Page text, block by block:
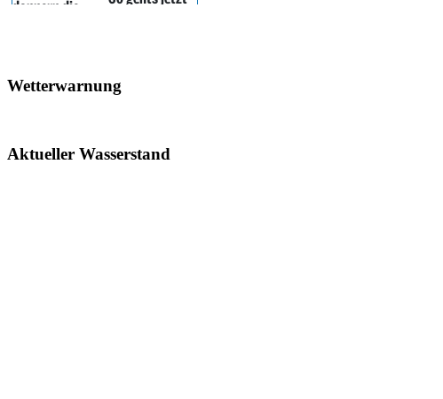
Wetterwarnung
Aktueller Wasserstand